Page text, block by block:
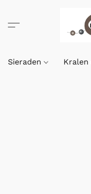
Sieraden